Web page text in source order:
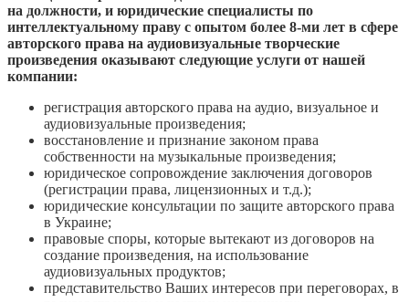
на должности, и юридические специалисты по
интеллектуальному праву с опытом более 8-ми лет в сфере
авторского права на аудиовизуальные творческие
произведения оказывают следующие услуги от нашей
компании:
регистрация авторского права на аудио, визуальное и
аудиовизуальные произведения;
восстановление и признание законом права
собственности на музыкальные произведения;
юридическое сопровождение заключения договоров
(регистрации права, лицензионных и т.д.);
юридические консультации по защите авторского права
в Украине;
правовые споры, которые вытекают из договоров на
создание произведения, на использование
аудиовизуальных продуктов;
представительство Ваших интересов при переговорах, в